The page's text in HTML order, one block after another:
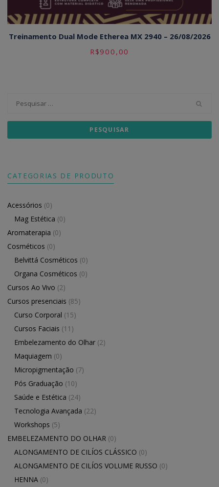
Treinamento Dual Mode Etherea MX 2940 – 26/08/2026
R$900,00
por:
CATEGORIAS DE PRODUTO
Acessórios (0)
Mag Estética (0)
Aromaterapia (0)
Cosméticos (0)
Belvittá Cosméticos (0)
Organa Cosméticos (0)
Cursos Ao Vivo (2)
Cursos presenciais (85)
Curso Corporal (15)
Cursos Faciais (11)
Embelezamento do Olhar (2)
Maquiagem (0)
Micropigmentação (7)
Pós Graduação (10)
Saúde e Estética (24)
Tecnologia Avançada (22)
Workshops (5)
EMBELEZAMENTO DO OLHAR (0)
ALONGAMENTO DE CILÍOS CLÁSSICO (0)
ALONGAMENTO DE CILÍOS VOLUME RUSSO (0)
HENNA (0)